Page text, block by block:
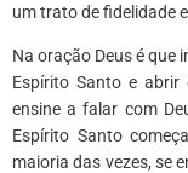
um trato de fidelidade
Na oração Deus é que
Espírito Santo e
ensine a falar com
Espírito Santo
maioria das vezes, se